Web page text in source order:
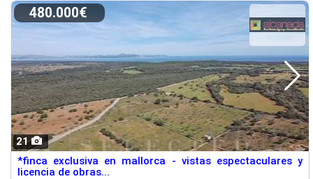
21
480.000€
*finca exclusiva en mallorca - vistas espectaculares y
licencia de obras...